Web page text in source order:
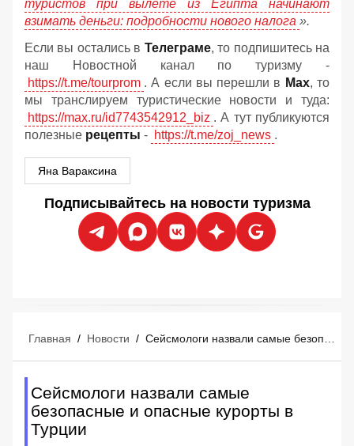
туристов при вылете из Египта начинают
взимать деньги: подробности нового налога ».
Если вы остались в Телеграме, то подпишитесь на
наш Новостной канал по туризму -
https://t.me/tourprom . А если вы перешли в Мах, то
мы транслируем туристические новости и туда:
https://max.ru/id7743542912_biz . А тут публикуются
полезные рецепты - https://t.me/zoj_news .
Яна Вараксина
Подписывайтесь на новости туризма
Главная / Новости /
Сейсмологи назвали самые
безопасные и опасные курорты в
Турции